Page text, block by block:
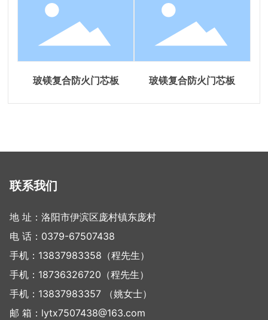
玻镁复合防火门芯板 玻镁复合防火门芯板
联系我们
地 址：洛阳市伊滨区庞村镇东庞村
电 话： 0379-67507438
手机： 13837983358 （程先生）
手机： 18736326720 （程先生）
手机： 13837983357（姚女士）
邮 箱： lytx7507438@163.com